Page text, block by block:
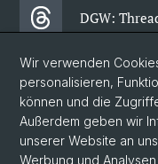
DGW:
DGW:
DGW:
Wir verwenden
personalisieren,
können und die
Außerdem geben wir
unserer Website an
Werbung und